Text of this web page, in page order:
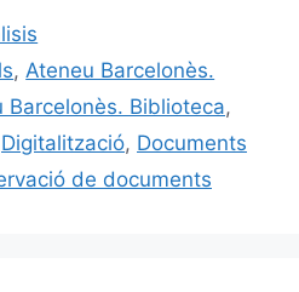
k
e
dI
n
p
ar
te
ix
, Ateneu Barcelonès.
Barcelonès. Biblioteca,
Digitalització, Documents
de documents